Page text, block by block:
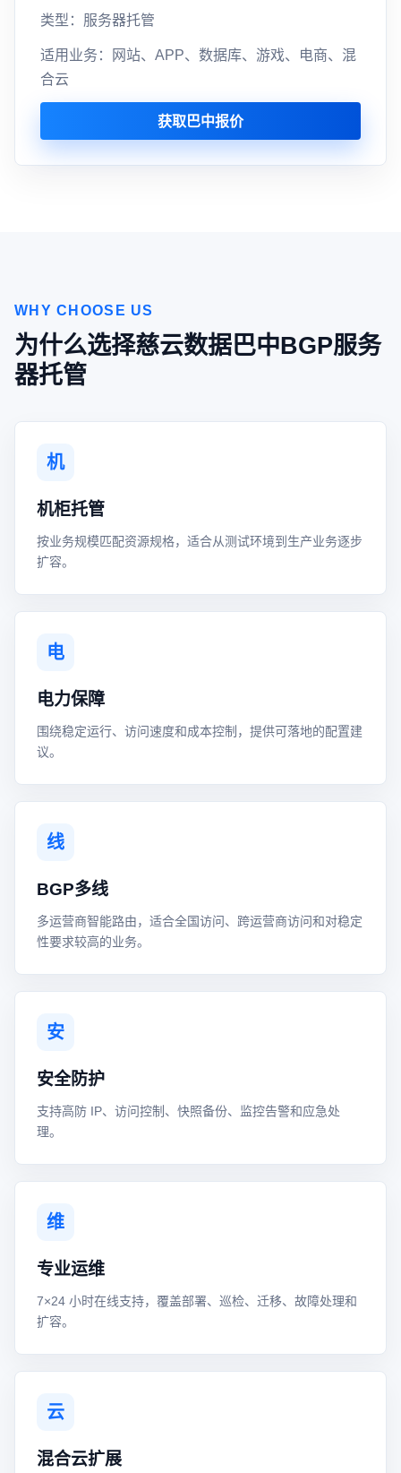
类型：服务器托管
适用业务：网站、APP、数据库、游戏、电商、混
合云
获取巴中报价
WHY CHOOSE US
为什么选择慈云数据巴中BGP服务
器托管
机
机柜托管
按业务规模匹配资源规格，适合从测试环境到生产业务逐步
扩容。
电
电力保障
围绕稳定运行、访问速度和成本控制，提供可落地的配置建
议。
线
BGP多线
多运营商智能路由，适合全国访问、跨运营商访问和对稳定
性要求较高的业务。
安
安全防护
支持高防 IP、访问控制、快照备份、监控告警和应急处
理。
维
专业运维
7×24 小时在线支持，覆盖部署、巡检、迁移、故障处理和
扩容。
云
混合云扩展